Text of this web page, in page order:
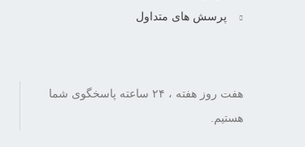
پرسش های متداول
هفت روز هفته ، ۲۴ ساعته پاسخگوی شما
هستیم.